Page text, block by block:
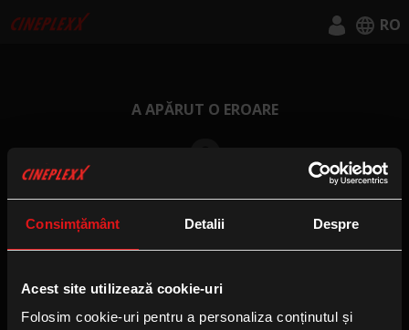
Consimțământ Detalii Despre
Acest site utilizează cookie-uri
Folosim cookie-uri pentru a personaliza conținutul și
RO
Română
A APĂRUT O EROARE
CĂTRE HOMEPAGE